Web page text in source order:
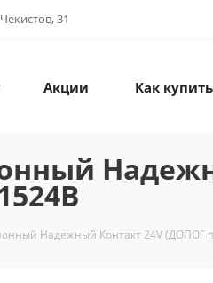
31
Акции Как купить
Надежный Контакт 24V (ДОПОГ